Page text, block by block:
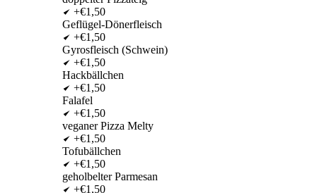
+€1,50
Geflügel-Dönerfleisch
+€1,50
Gyrosfleisch (Schwein)
+€1,50
Hackbällchen
+€1,50
Falafel
+€1,50
veganer Pizza Melty
+€1,50
Tofubällchen
+€1,50
geholbelter Parmesan
+€1,50